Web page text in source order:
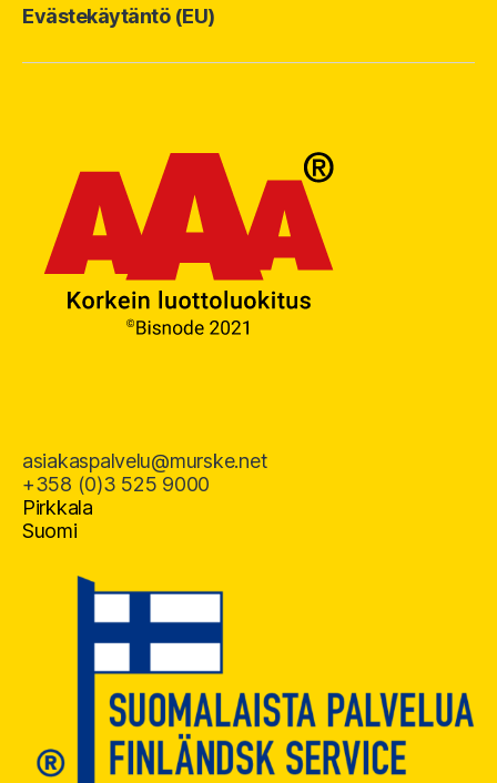
Evästekäytäntö (EU)
asiakaspalvelu@murske.net
+358 (0)3 525 9000
Pirkkala
Suomi